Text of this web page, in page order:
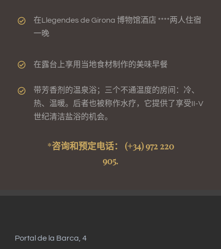
在Llegendes de Girona 博物馆酒店 ****两人住宿
一晚
在露台上享用当地食材制作的美味早餐
带芳香剂的温泉浴；三个不通温度的房间：冷、
热、温暖。后者也被称作水疗，它提供了享受II-V
世纪清洁盐浴的机会。
*咨询和预定电话： (+34) 972 220
905.
Portal de la Barca, 4